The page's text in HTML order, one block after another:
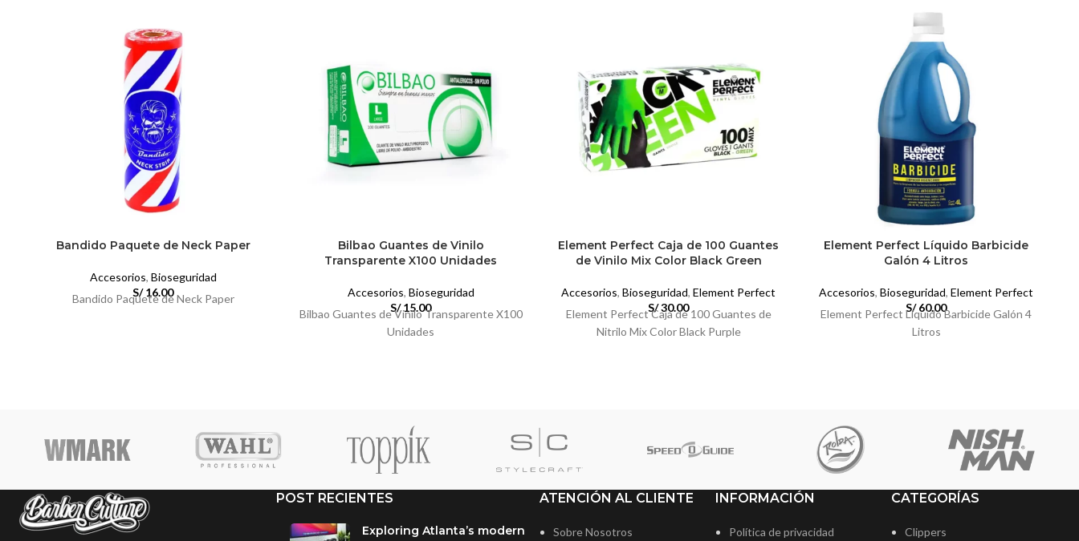
Bandido Paquete de Neck Paper
Accesorios, Bioseguridad
S/16.00
Bandido Paquete de Neck Paper
Bilbao Guantes de Vinilo
Transparente X100 Unidades
Accesorios, Bioseguridad
S/15.00
Bilbao Guantes de Vinilo Transparente X100
Unidades
Element Perfect Caja de 100 Guantes
de Vinilo Mix Color Black Green
Accesorios, Bioseguridad, Element Perfect
S/30.00
Element Perfect Caja de 100 Guantes de
Nitrilo Mix Color Black Purple
Element Perfect Líquido Barbicide
Galón 4 Litros
Accesorios, Bioseguridad, Element Perfect
S/60.00
Element Perfect Líquido Barbicide Galón 4
Litros
POST RECIENTES
Exploring Atlanta’s modern
ATENCIÓN AL CLIENTE
Sobre Nosotros
INFORMACIÓN
Política de privacidad
CATEGORÍAS
Clippers